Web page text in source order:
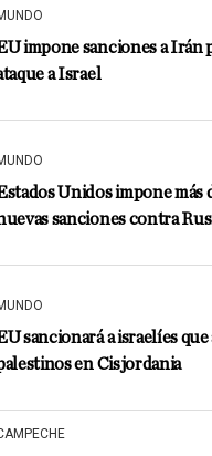
impone sanciones a Irán
a Israel
Unidos impone más
sanciones contra
sancionará a israelíes que
en Cisjordania